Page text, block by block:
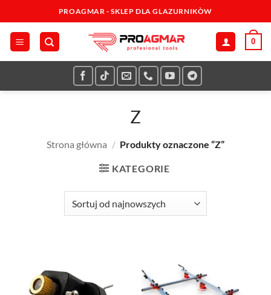
do
zawartości
PROAGMAR - SKLEP DLA GLAZURNIKÒW
0
Z
Strona główna / Produkty oznaczone “Z”
KATEGORIE